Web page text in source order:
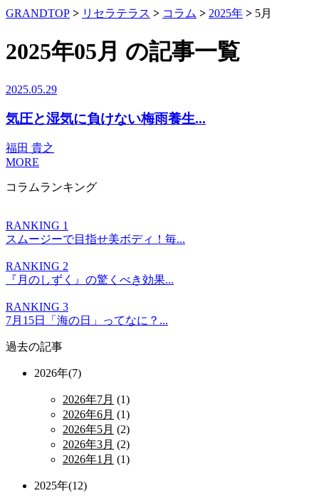
GRANDTOP > リセラテラス > コラム > 2025年 > 5月
2025年05月 の記事一覧
2025.05.29
気圧と湿気に負けない梅雨養生...
福田 貴之
MORE
コラムランキング
RANKING 1
スムージーで目指せ美ボディ！毎...
RANKING 2
『月のしずく』の驚くべき効果...
RANKING 3
7月15日「海の日」ってなに？...
過去の記事
2026年(7)
2026年7月 (1)
2026年6月 (1)
2026年5月 (2)
2026年3月 (2)
2026年1月 (1)
2025年(12)